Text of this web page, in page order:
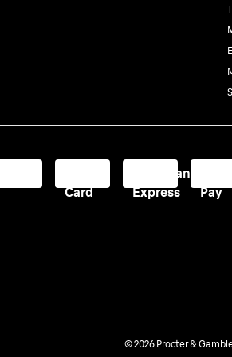
Card
American
Express
Pay
© 2026 Procter &